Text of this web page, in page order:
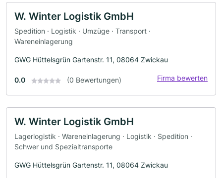
W. Winter Logistik GmbH
Spedition · Logistik · Umzüge · Transport ·
Wareneinlagerung
GWG Hüttelsgrün Gartenstr. 11, 08064 Zwickau
0.0 (0 Bewertungen) Firma bewerten
W. Winter Logistik GmbH
Lagerlogistik · Wareneinlagerung · Logistik · Spedition ·
Schwer und Spezialtransporte
GWG Hüttelsgrün Gartenstr. 11, 08064 Zwickau